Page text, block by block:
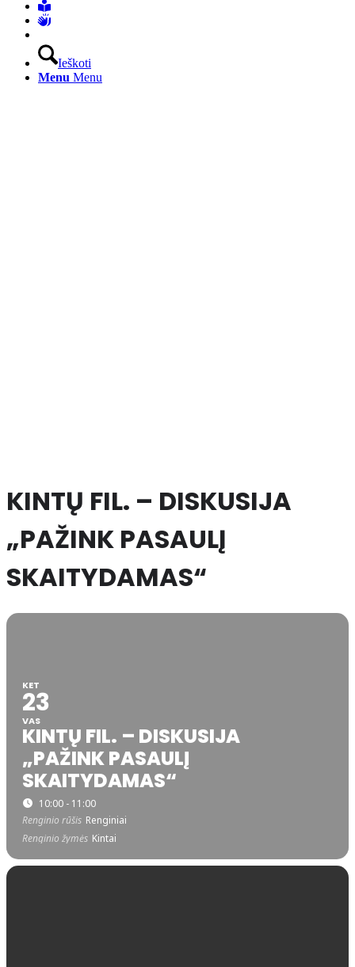
Ieškoti
Menu Menu
KINTŲ FIL. – DISKUSIJA
„PAŽINK PASAULĮ
SKAITYDAMAS“
KET
23
VAS
KINTŲ FIL. – DISKUSIJA
„PAŽINK PASAULĮ
SKAITYDAMAS“
10:00 - 11:00
Renginio rūšis Renginiai
Renginio žymės Kintai